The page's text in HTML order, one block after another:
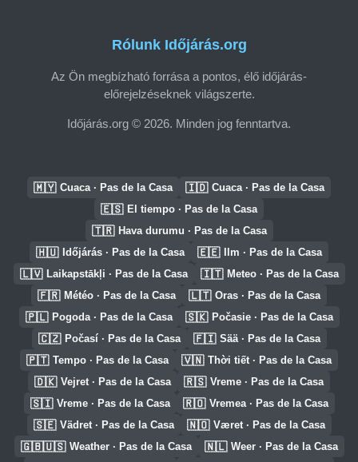
Rólunk Időjárás.org
Az Ön megbízható forrása a pontos, élő időjárás-
előrejelzéseknek világszerte.
Időjárás.org © 2026. Minden jog fenntartva.
🇲🇾 Cuaca · Pas de la Casa 🇮🇩 Cuaca · Pas de la Casa
🇪🇸 El tiempo · Pas de la Casa
🇹🇷 Hava durumu · Pas de la Casa
🇭🇺 Időjárás · Pas de la Casa 🇪🇪 Ilm · Pas de la Casa
🇱🇻 Laikapstākļi · Pas de la Casa 🇮🇹 Meteo · Pas de la Casa
🇫🇷 Météo · Pas de la Casa 🇱🇹 Oras · Pas de la Casa
🇵🇱 Pogoda · Pas de la Casa 🇸🇰 Počasie · Pas de la Casa
🇨🇿 Počasí · Pas de la Casa 🇫🇮 Sää · Pas de la Casa
🇵🇹 Tempo · Pas de la Casa 🇻🇳 Thời tiết · Pas de la Casa
🇩🇰 Vejret · Pas de la Casa 🇷🇸 Vreme · Pas de la Casa
🇸🇮 Vreme · Pas de la Casa 🇷🇴 Vremea · Pas de la Casa
🇸🇪 Vädret · Pas de la Casa 🇳🇴 Været · Pas de la Casa
🇬🇧🇺🇸 Weather · Pas de la Casa 🇳🇱 Weer · Pas de la Casa